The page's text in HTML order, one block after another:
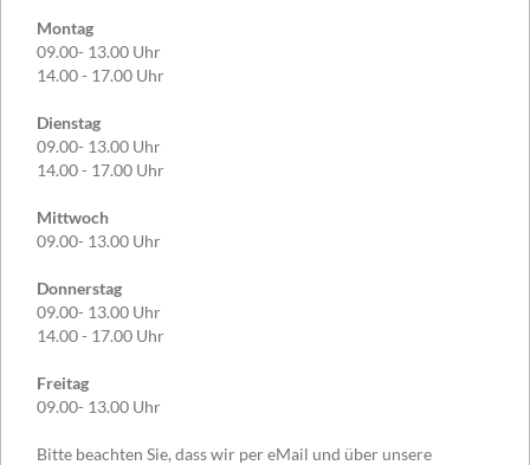
Montag
09.00- 13.00 Uhr
14.00 - 17.00 Uhr
Dienstag
09.00- 13.00 Uhr
14.00 - 17.00 Uhr
Mittwoch
09.00- 13.00 Uhr
Donnerstag
09.00- 13.00 Uhr
14.00 - 17.00 Uhr
Freitag
09.00- 13.00 Uhr
Bitte beachten Sie, dass wir per eMail und über unsere